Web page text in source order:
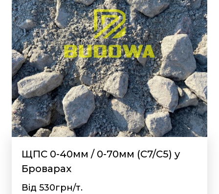
ЩПС 0-40мм / 0-70мм (С7/С5) у
Броварах
Від 530грн/т.